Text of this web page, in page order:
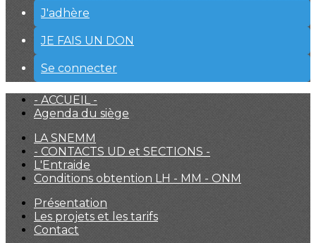
J'adhère
JE FAIS UN DON
Se connecter
- ACCUEIL -
Agenda du siège
LA SNEMM
- CONTACTS UD et SECTIONS -
L'Entraide
Conditions obtention LH - MM - ONM
Présentation
Les projets et les tarifs
Contact